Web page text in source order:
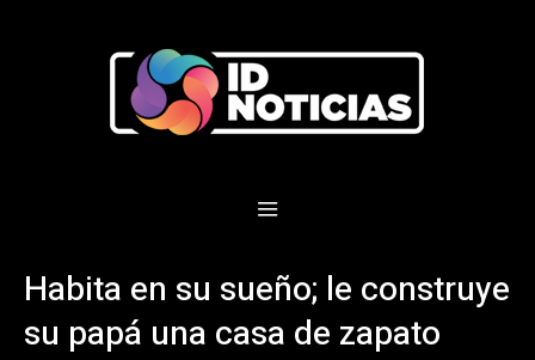
Habita en su sueño; le construye
su papá una casa de zapato